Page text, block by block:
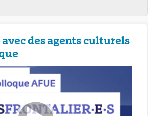
des agents culturels